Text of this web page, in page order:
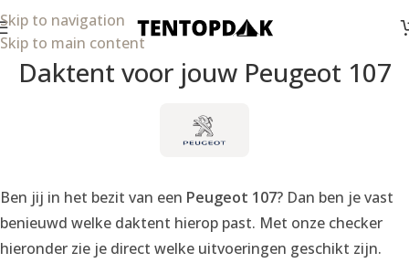
Skip to navigation
Skip to main content
Daktent voor jouw Peugeot 107
Ben jij in het bezit van een Peugeot 107? Dan ben je vast
benieuwd welke daktent hierop past. Met onze checker
hieronder zie je direct welke uitvoeringen geschikt zijn.